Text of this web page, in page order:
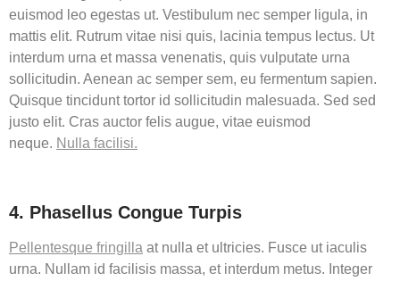
euismod leo egestas ut. Vestibulum nec semper ligula, in
mattis elit. Rutrum vitae nisi quis, lacinia tempus lectus. Ut
interdum urna et massa venenatis, quis vulputate urna
sollicitudin. Aenean ac semper sem, eu fermentum sapien.
Quisque tincidunt tortor id sollicitudin malesuada. Sed sed
justo elit. Cras auctor felis augue, vitae euismod
neque. Nulla facilisi.
4. Phasellus Congue Turpis
Pellentesque fringilla at nulla et ultricies. Fusce ut iaculis
urna. Nullam id facilisis massa, et interdum metus. Integer